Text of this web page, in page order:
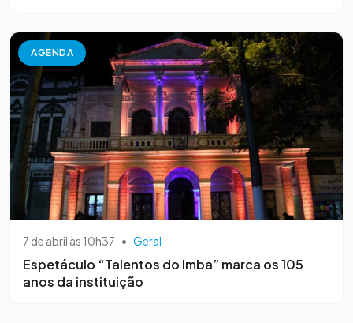
AGENDA
7 de abril às 10h37 • Geral
Espetáculo “Talentos do Imba” marca os 105
anos da instituição